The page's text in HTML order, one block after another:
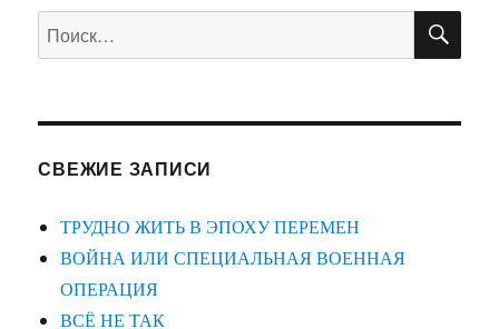
Искать:
СВЕЖИЕ ЗАПИСИ
ТРУДНО ЖИТЬ В ЭПОХУ ПЕРЕМЕН
ВОЙНА ИЛИ СПЕЦИАЛЬНАЯ ВОЕННАЯ
ОПЕРАЦИЯ
ВСЁ НЕ ТАК